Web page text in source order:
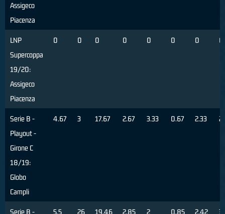
Assigeco
Piacenza
LNP
Supercoppa
19/20:
Assigeco
Piacenza
0 0 0 0 0 0 0 0
Serie B -
Playout -
Girone C
18/19:
Globo
Campli
4.67 3 17.67 2.67 3.33 0.67 2.33
Serie B -
5.5 26 19.46 2.85 2 0.85 2.42